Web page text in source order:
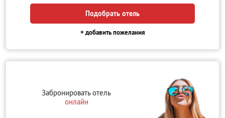
Подобрать отель
+ добавить пожелания
Забронировать отель
онлайн